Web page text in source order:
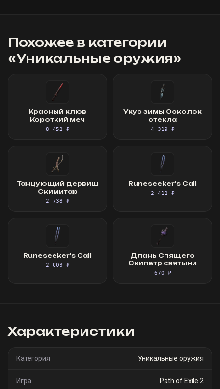
Похожее в категории
«Уникальные оружия»
Красный клюв
Короткий меч
8 452 ₽
Укус зимы Осколок
стекла
4 319 ₽
Танцующий дервиш
Скимитар
2 738 ₽
Runeseeker's Call
2 412 ₽
Runeseeker's Call
2 003 ₽
Длань Спящего
Скипетр святыни
670 ₽
Характеристики
Категория Уникальные оружия
Игра Path of Exile 2